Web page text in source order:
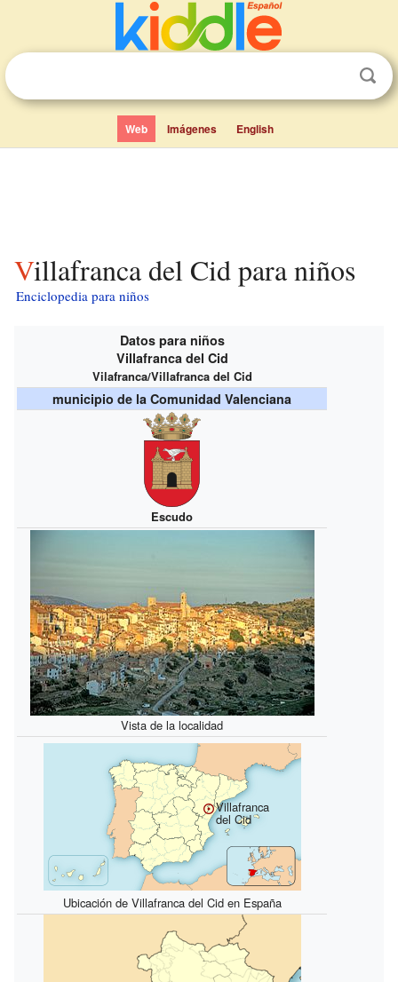
Web Imágenes English
Villafranca del Cid para niños
Enciclopedia para niños
Datos para niños
Villafranca del Cid
Vilafranca/Villafranca del Cid
municipio de la Comunidad Valenciana
Escudo
Vista de la localidad
Villafranca
del Cid
Ubicación de Villafranca del Cid en España